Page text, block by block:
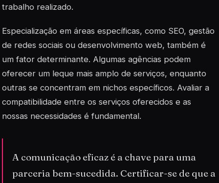
trabalho realizado.
Especialização em áreas específicas, como SEO, gestão
de redes sociais ou desenvolvimento web, também é
um fator determinante. Algumas agências podem
oferecer um leque mais amplo de serviços, enquanto
outras se concentram em nichos específicos. Avaliar a
compatibilidade entre os serviços oferecidos e as
nossas necessidades é fundamental.
A comunicação eficaz é a chave para uma
parceria bem-sucedida. Certificar-se de que a